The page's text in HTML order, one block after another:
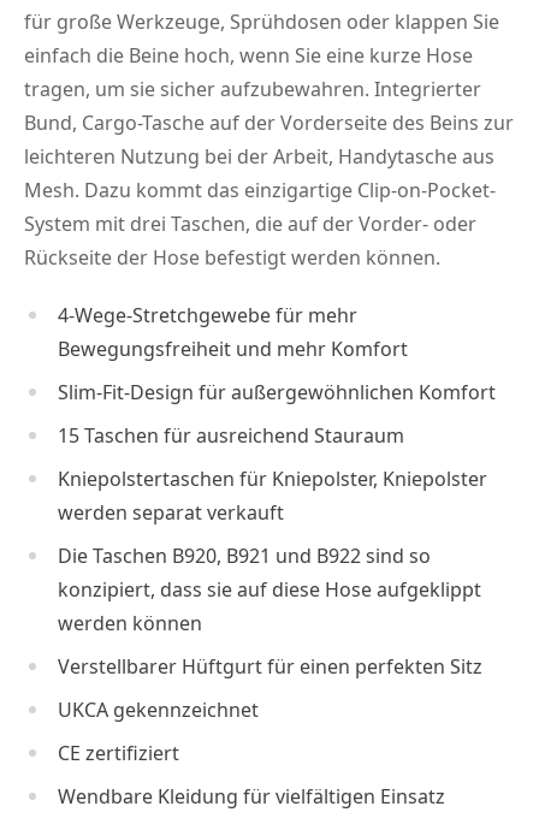
für große Werkzeuge, Sprühdosen oder klappen Sie
einfach die Beine hoch, wenn Sie eine kurze Hose
tragen, um sie sicher aufzubewahren. Integrierter
Bund, Cargo-Tasche auf der Vorderseite des Beins zur
leichteren Nutzung bei der Arbeit, Handytasche aus
Mesh. Dazu kommt das einzigartige Clip-on-Pocket-
System mit drei Taschen, die auf der Vorder- oder
Rückseite der Hose befestigt werden können.
4-Wege-Stretchgewebe für mehr
Bewegungsfreiheit und mehr Komfort
Slim-Fit-Design für außergewöhnlichen Komfort
15 Taschen für ausreichend Stauraum
Kniepolstertaschen für Kniepolster, Kniepolster
werden separat verkauft
Die Taschen B920, B921 und B922 sind so
konzipiert, dass sie auf diese Hose aufgeklippt
werden können
Verstellbarer Hüftgurt für einen perfekten Sitz
UKCA gekennzeichnet
CE zertifiziert
Wendbare Kleidung für vielfältigen Einsatz